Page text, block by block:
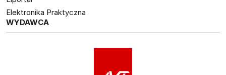
Elektronika Praktyczna
WYDAWCA